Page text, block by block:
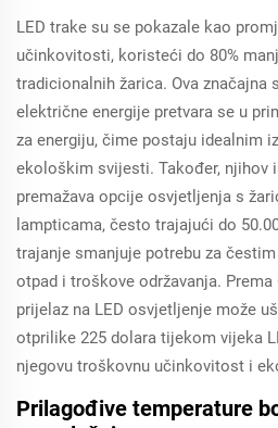
LED trake su se pokazale kao
učinkovitosti, koristeći do 80%
tradicionalnih žarica. Ova značajna
električne energije pretvara se u
za energiju, čime postaju idealnim
ekološkim svijesti. Također, njihov
premažava opcije osvjetljenja s
lampticama, često trajajući do
trajanje smanjuje potrebu za
otpad i troškove održavanja. Prema
prijelaz na LED osvjetljenje može
otprilike 225 dolara tijekom vijeka
njegovu troškovnu učinkovitost i
Prilagođive temperature